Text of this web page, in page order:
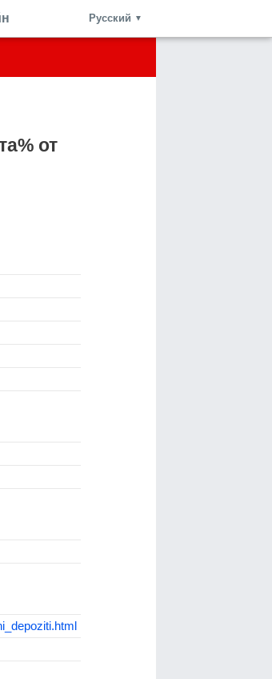
Русский ▼
от